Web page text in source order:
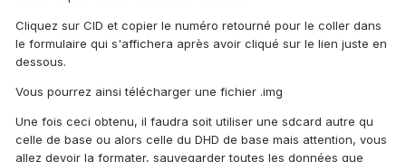
Cliquez sur CID et copier le numéro retourné pour le coller dans
le formulaire qui s'affichera après avoir cliqué sur le lien juste en
dessous.
Vous pourrez ainsi télécharger une fichier .img
Une fois ceci obtenu, il faudra soit utiliser une sdcard autre qu
celle de base ou alors celle du DHD de base mais attention, vous
allez devoir la formater, sauvegarder toutes les données que